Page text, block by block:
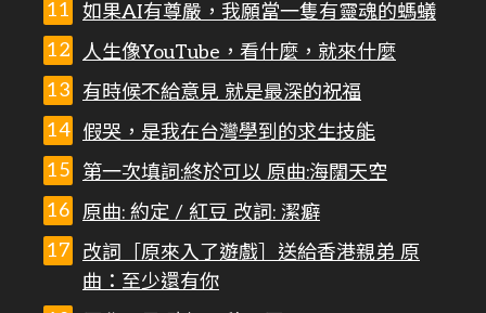
如果AI有尊嚴，我願當一隻有靈魂的螞蟻
人生像YouTube，看什麼，就來什麼
有時候不給意見 就是最深的祝福
假哭，是我在台灣學到的求生技能
第一次填詞:終於可以 原曲:海闊天空
原曲: 約定 / 紅豆 改詞: 潔癖
改詞［原來入了遊戲］送給香港親弟 原
曲：至少還有你